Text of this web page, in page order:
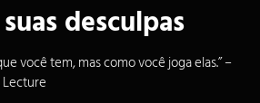
desculpas
você tem, mas como você joga elas.” –
Lecture